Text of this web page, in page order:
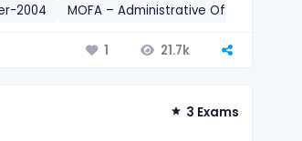
2004 MOFA – Administrative Officer-2019
1 21.7k
3 Exams